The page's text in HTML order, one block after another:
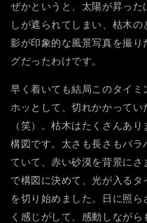
ぜかというと、太陽が昇っ
しが遮られてしまい、枯木
影が印象的な風景写真を撮
グだったわけです。
早く着いても結局このタイミ
ホッとして、切れかかって
（笑）。枯木はたくさんあ
構図です。太さも長さもバ
ていて、赤い砂漠を背景に
で構図に決めて、光が入る
を切り始めました。日に照
く感じがして、感動しなが